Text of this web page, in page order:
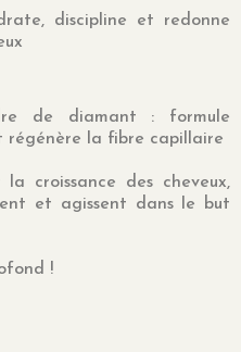
discipline et redonne
de diamant : formule
régénère la fibre capillaire
croissance des cheveux,
et agissent dans le but
!